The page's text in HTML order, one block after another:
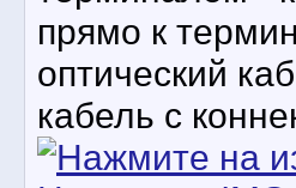
прямо к
оптический
кабель с